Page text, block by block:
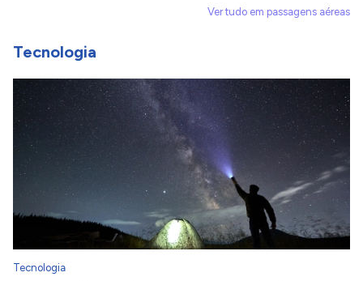
Ver tudo em passagens aéreas
Tecnologia
Tecnologia